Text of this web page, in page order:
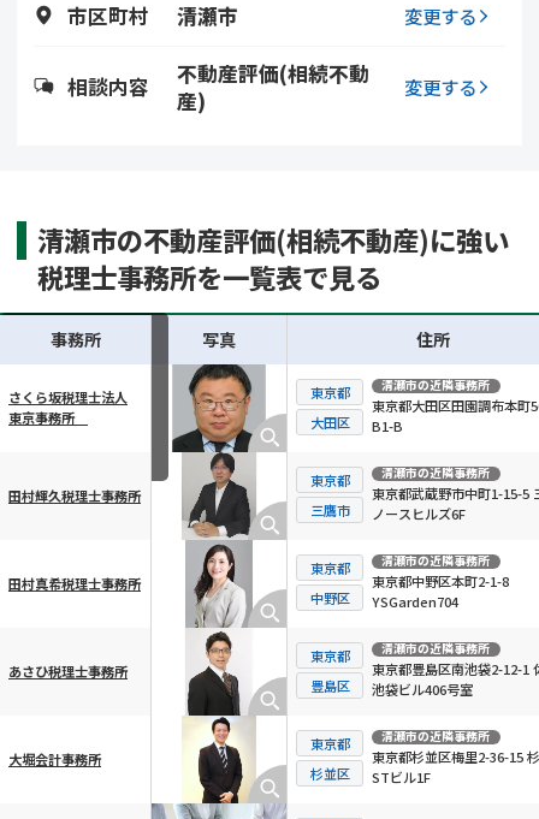
不動産評価(相続不動
調査・アンケート
市区町村 清瀬市 変更する
相談内容
不動産評価(相続不動
産)
変更する
清瀬市の不動産評価(相続不動産)に強い
税理士事務所を一覧表で見る
横スクロール可能
事務所 写真 住所
さくら坂税理士法人
東京事務所
東京都
大田区
清瀬市の近隣事務所
東京都大田区田園調布本町
B1-B
田村輝久税理士事務所
東京都
三鷹市
清瀬市の近隣事務所
東京都武蔵野市中町1-15-5
ノースヒルズ6F
田村真希税理士事務所
東京都
中野区
清瀬市の近隣事務所
東京都中野区本町2-1-8
YSGarden704
あさひ税理士事務所
東京都
豊島区
清瀬市の近隣事務所
東京都豊島区南池袋2-12-1
池袋ビル406号室
大堀会計事務所
東京都
杉並区
清瀬市の近隣事務所
東京都杉並区梅里2-36-15
STビル1F